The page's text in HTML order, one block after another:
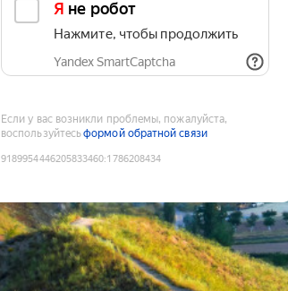
Я не робот
Нажмите, чтобы продолжить
Yandex SmartCaptcha
Если у вас возникли проблемы, пожалуйста,
воспользуйтесьформой обратной связи
9189954446205833460:1786208434